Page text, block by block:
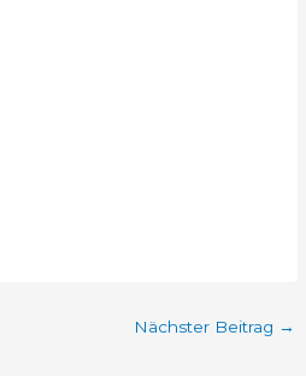
Nächster Beitrag →